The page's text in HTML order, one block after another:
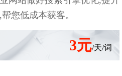
您低成本获客。
3元/天/词